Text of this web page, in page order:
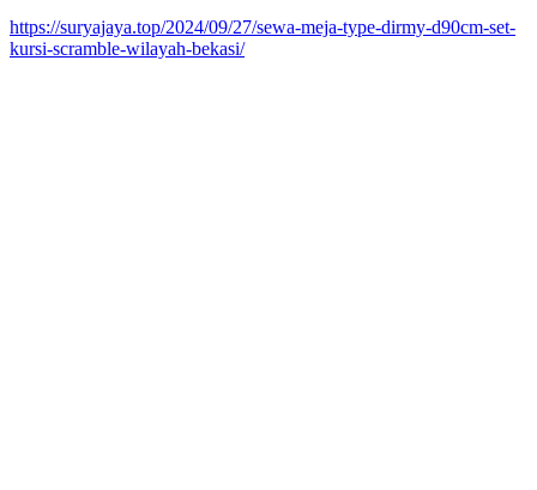
https://suryajaya.top/2024/09/27/sewa-meja-type-dirmy-d90cm-set-
kursi-scramble-wilayah-bekasi/